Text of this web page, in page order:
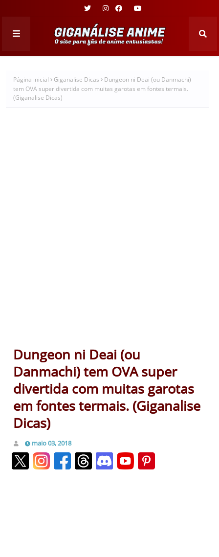
Página inicial Giganalise Dicas
Dungeon ni Deai (ou Danmachi)
tem OVA super divertida com muitas garotas em fontes termais.
(Giganalise Dicas)
Dungeon ni Deai (ou
Danmachi) tem OVA super
divertida com muitas garotas
em fontes termais. (Giganalise
Dicas)
maio 03, 2018